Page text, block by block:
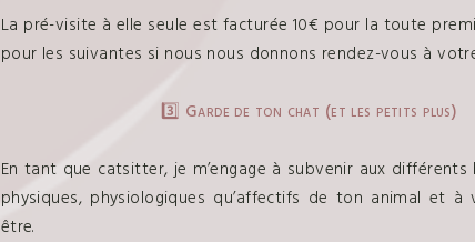
La pré-visite à elle seule est facturée 10€ pour la toute
pour les suivantes si nous nous donnons rendez-vous à
3️⃣ Garde de ton chat (et les petits plus)
En tant que catsitter, je m’engage à subvenir aux différents
physiques, physiologiques qu’affectifs de ton animal et à
être.